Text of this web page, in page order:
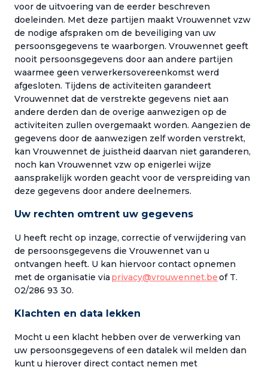
voor de uitvoering van de eerder beschreven
doeleinden. Met deze partijen maakt Vrouwennet vzw
de nodige afspraken om de beveiliging van uw
persoonsgegevens te waarborgen. Vrouwennet geeft
nooit persoonsgegevens door aan andere partijen
waarmee geen verwerkersovereenkomst werd
afgesloten. Tijdens de activiteiten garandeert
Vrouwennet dat de verstrekte gegevens niet aan
andere derden dan de overige aanwezigen op de
activiteiten zullen overgemaakt worden. Aangezien de
gegevens door de aanwezigen zelf worden verstrekt,
kan Vrouwennet de juistheid daarvan niet garanderen,
noch kan Vrouwennet vzw op enigerlei wijze
aansprakelijk worden geacht voor de verspreiding van
deze gegevens door andere deelnemers.
Uw rechten omtrent uw gegevens
U heeft recht op inzage, correctie of verwijdering van
de persoonsgegevens die Vrouwennet van u
ontvangen heeft. U kan hiervoor contact opnemen
met de organisatie via privacy@vrouwennet.beof T.
02/286 93 30.
Klachten en data lekken
Mocht u een klacht hebben over de verwerking van
uw persoonsgegevens of een datalek wil melden dan
kunt u hierover direct contact nemen met